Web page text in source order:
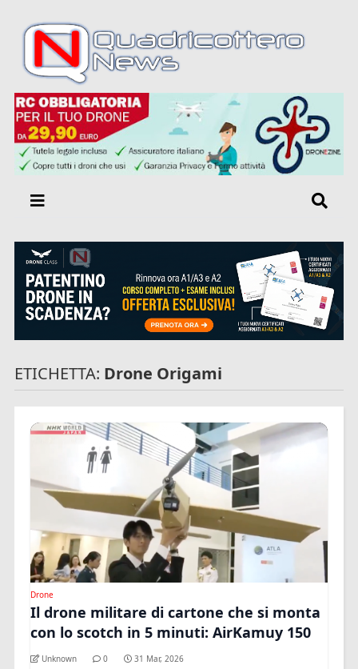
ETICHETTA: Drone Origami
Drone
Il drone militare di cartone che si monta
con lo scotch in 5 minuti: AirKamuy 150
Unknown 0 31 Mar, 2026